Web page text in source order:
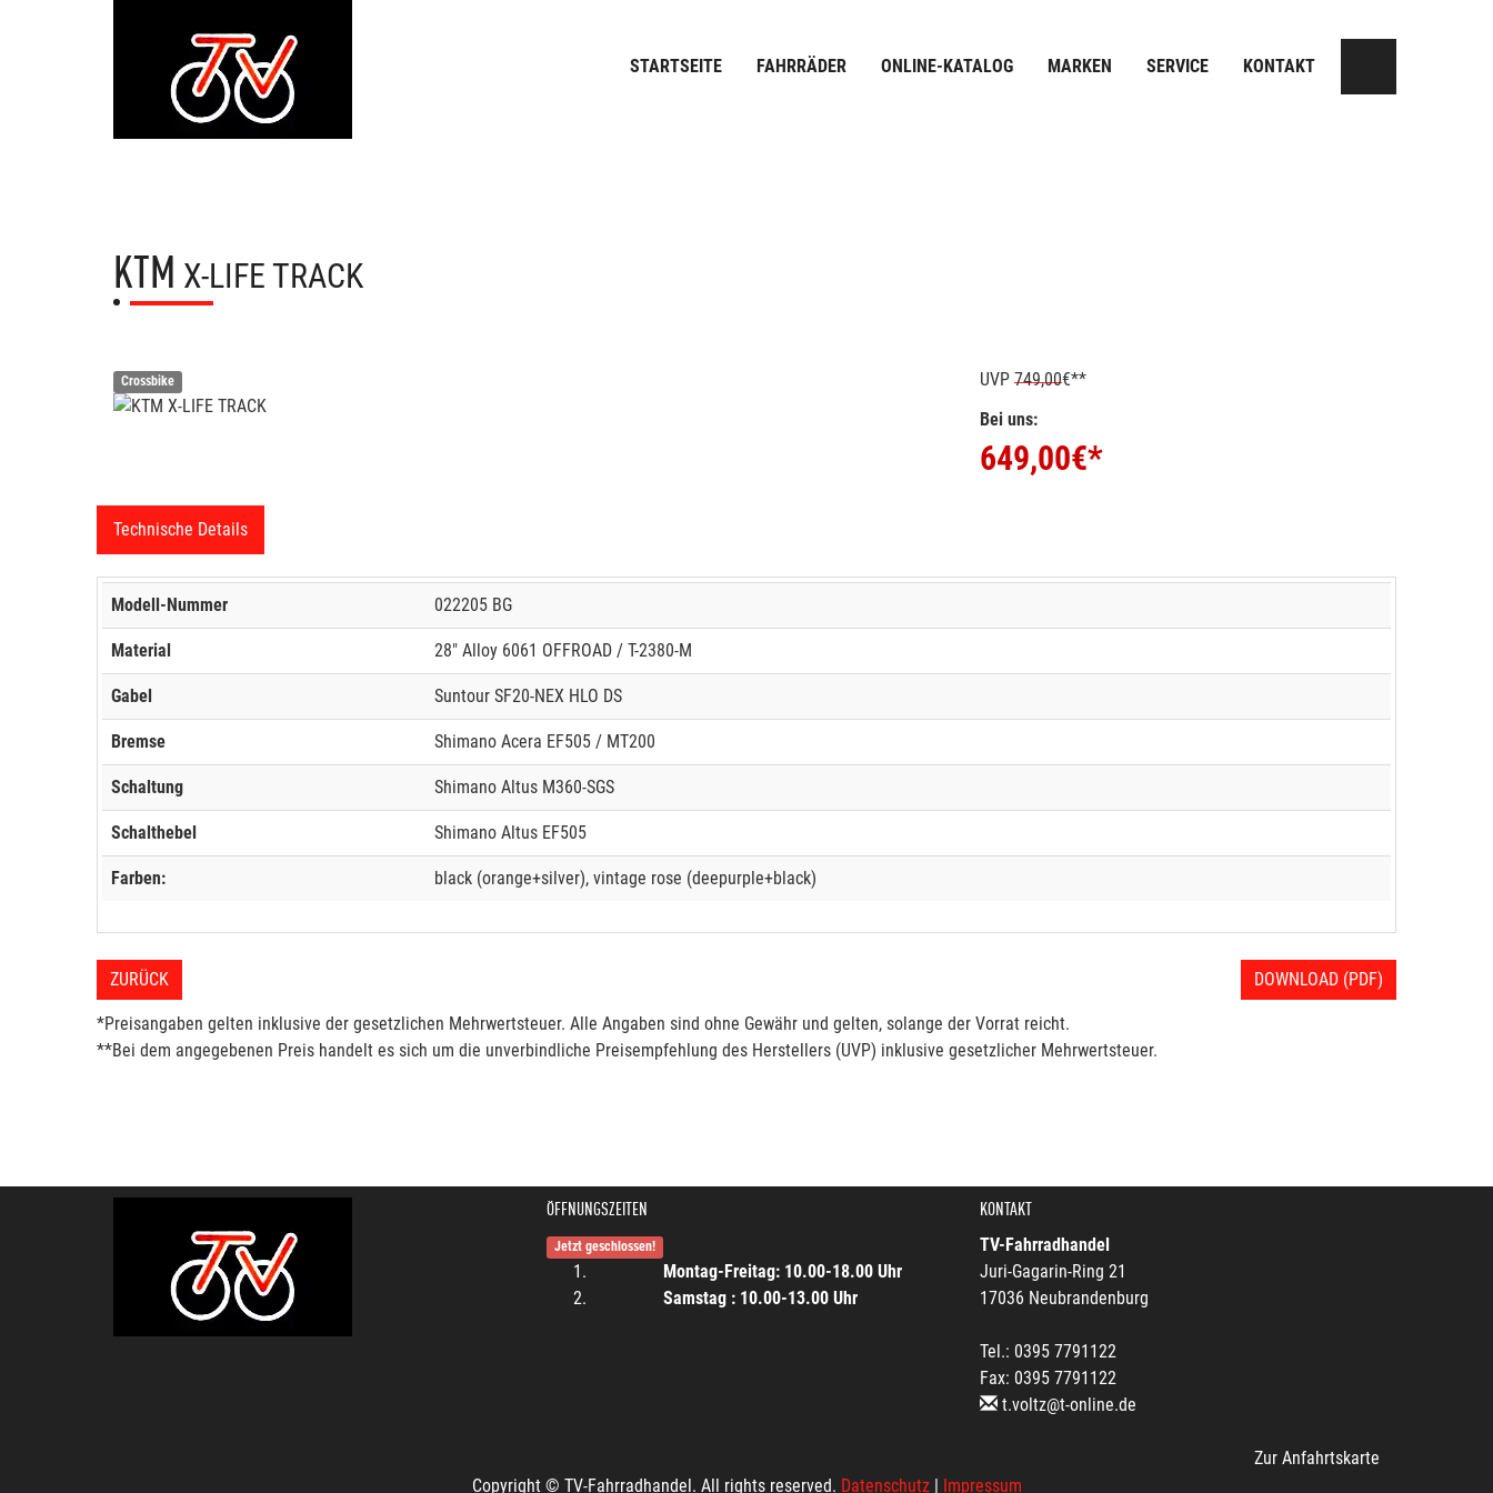
STARTSEITE FAHRRÄDER ONLINE-KATALOG MARKEN SERVICE KONTAKT
KTM X-LIFE TRACK
Crossbike UVP 749,00€**
Bei uns:
649,00€*
Technische Details
Modell-Nummer 022205 BG
Material 28" Alloy 6061 OFFROAD / T-2380-M
Gabel Suntour SF20-NEX HLO DS
Bremse Shimano Acera EF505 / MT200
Schaltung Shimano Altus M360-SGS
Schalthebel Shimano Altus EF505
Farben: black (orange+silver), vintage rose (deepurple+black)
ZURÜCK DOWNLOAD (PDF)
*Preisangaben gelten inklusive der gesetzlichen Mehrwertsteuer. Alle Angaben sind ohne Gewähr und gelten, solange der Vorrat reicht.
**Bei dem angegebenen Preis handelt es sich um die unverbindliche Preisempfehlung des Herstellers (UVP) inklusive gesetzlicher Mehrwertsteuer.
ÖFFNUNGSZEITEN
Jetzt geschlossen!
Montag-Freitag: 10.00-18.00 Uhr
Samstag : 10.00-13.00 Uhr
KONTAKT
TV-Fahrradhandel
Juri-Gagarin-Ring 21
17036 Neubrandenburg
Tel.: 0395 7791122
Fax: 0395 7791122
t.voltz@t-online.de
Zur Anfahrtskarte
Copyright © TV-Fahrradhandel. All rights reserved. Datenschutz| Impressum